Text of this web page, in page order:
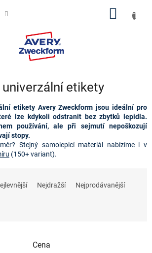
etikety
etikety Avery Zweckform jsou ideální pro
lze kdykoli odstranit bez zbytků lepidla.
používání, ale při sejmutí nepoškozují
stopy.
Stejný samolepicí materiál nabízíme i v
(150+ variant).
Nejdražší Nejprodávanější
Cena